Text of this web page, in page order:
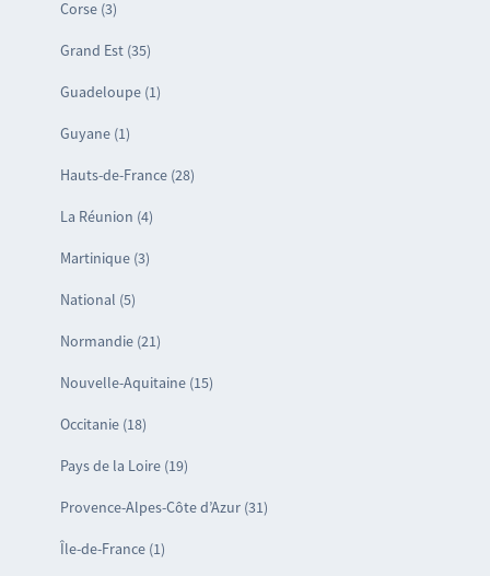
Corse (3)
Grand Est (35)
Guadeloupe (1)
Guyane (1)
Hauts-de-France (28)
La Réunion (4)
Martinique (3)
National (5)
Normandie (21)
Nouvelle-Aquitaine (15)
Occitanie (18)
Pays de la Loire (19)
Provence-Alpes-Côte d’Azur (31)
Île-de-France (1)